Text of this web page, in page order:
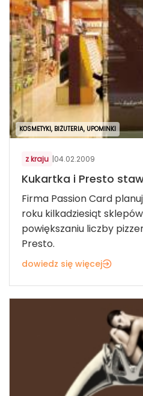
KOSMETYKI, BIŻUTERIA, UPOMINKI
z kraju |04.02.2009
Kukartka i Presto
Firma Passion Card
roku kilkadziesiąt
powiększaniu liczby
Presto.
dowiedz się więcej